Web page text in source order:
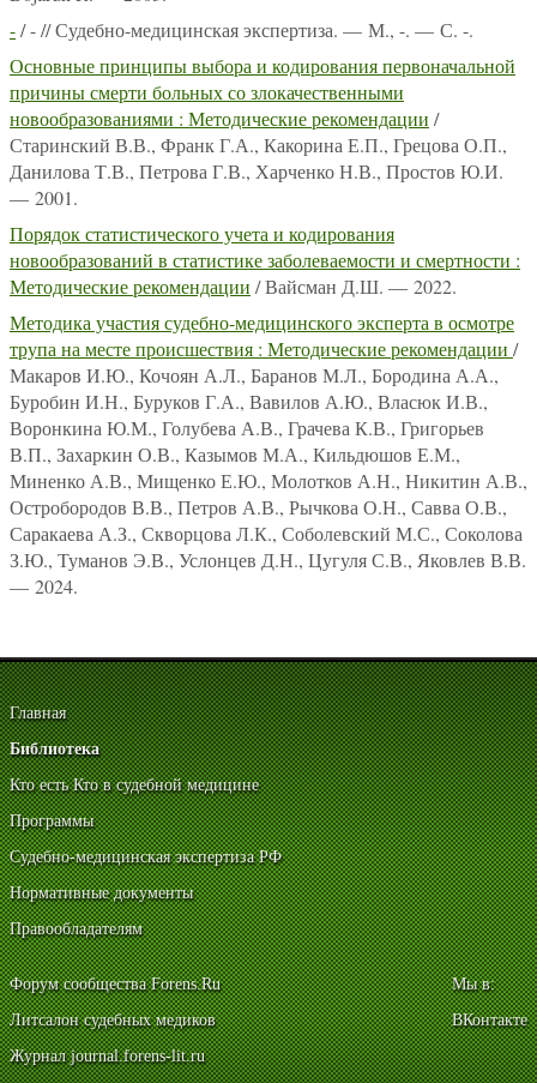
-/ - // Судебно-медицинская экспертиза. — М., -. — С. -.
Основные принципы выбора и кодирования первоначальной
причины смерти больных со злокачественными
новообразованиями : Методические рекомендации /
Старинский В.В., Франк Г.А., Какорина Е.П., Грецова О.П.,
Данилова Т.В., Петрова Г.В., Харченко Н.В., Простов Ю.И.
— 2001.
Порядок статистического учета и кодирования
новообразований в статистике заболеваемости и смертности :
Методические рекомендации / Вайсман Д.Ш. — 2022.
Методика участия судебно-медицинского эксперта в осмотре
трупа на месте происшествия : Методические рекомендации /
Макаров И.Ю., Кочоян А.Л., Баранов М.Л., Бородина А.А.,
Буробин И.Н., Буруков Г.А., Вавилов А.Ю., Власюк И.В.,
Воронкина Ю.М., Голубева А.В., Грачева К.В., Григорьев
В.П., Захаркин О.В., Казымов М.А., Кильдюшов Е.М.,
Миненко А.В., Мищенко Е.Ю., Молотков А.Н., Никитин А.В.,
Остробородов В.В., Петров А.В., Рычкова О.Н., Савва О.В.,
Саракаева А.З., Скворцова Л.К., Соболевский М.С., Соколова
З.Ю., Туманов Э.В., Услонцев Д.Н., Цугуля С.В., Яковлев В.В.
— 2024.
Главная
Библиотека
Кто есть Кто в судебной медицине
Программы
Судебно-медицинская экспертиза РФ
Нормативные документы
Правообладателям
Форум сообщества Forens.Ru
Литсалон судебных медиков
Журнал journal.forens-lit.ru
Мы в:
ВКонтакте